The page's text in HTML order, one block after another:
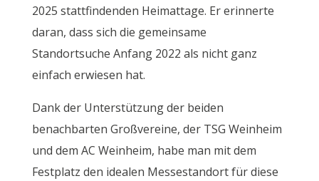
2025 stattfindenden Heimattage. Er erinnerte
daran, dass sich die gemeinsame
Standortsuche Anfang 2022 als nicht ganz
einfach erwiesen hat.
Dank der Unterstützung der beiden
benachbarten Großvereine, der TSG Weinheim
und dem AC Weinheim, habe man mit dem
Festplatz den idealen Messestandort für diese